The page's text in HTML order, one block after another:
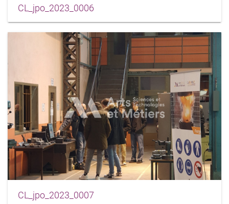
CL_jpo_2023_0006
CL_jpo_2023_0007